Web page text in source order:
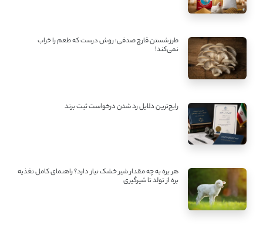
طرز شستن قارچ صدفی؛ روش درست که طعم را خراب
نمی‌کند!
رایج‌ترین دلایل رد شدن درخواست ثبت برند
هر بره به چه مقدار شیر خشک نیاز دارد؟ راهنمای کامل تغذیه
بره از تولد تا شیرگیری